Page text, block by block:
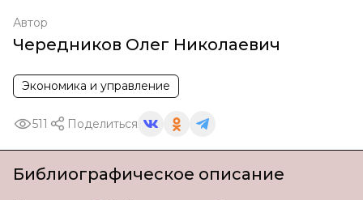
Автор
Чередников Олег Николаевич
Экономика и управление
511 Поделиться
Библиографическое описание